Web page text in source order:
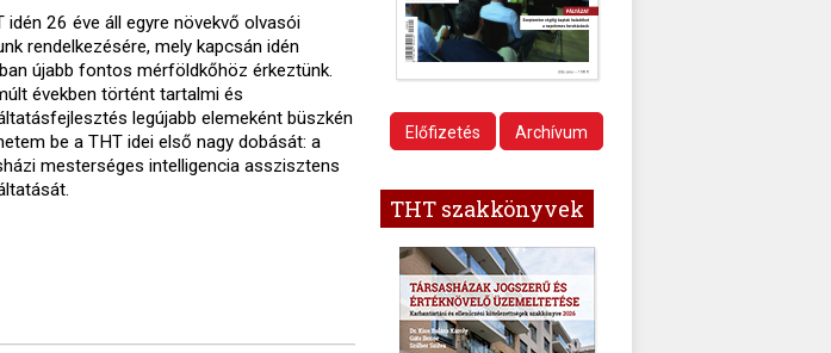
idén 26 éve áll egyre növekvő olvasói
rendelkezésére, mely kapcsán idén
újabb fontos mérföldkőhöz érkeztünk.
években történt tartalmi és
legújabb elemeként büszkén
be a THT idei első nagy dobását: a
mesterséges intelligencia asszisztens
Előfizetés Archívum
THT szakkönyvek